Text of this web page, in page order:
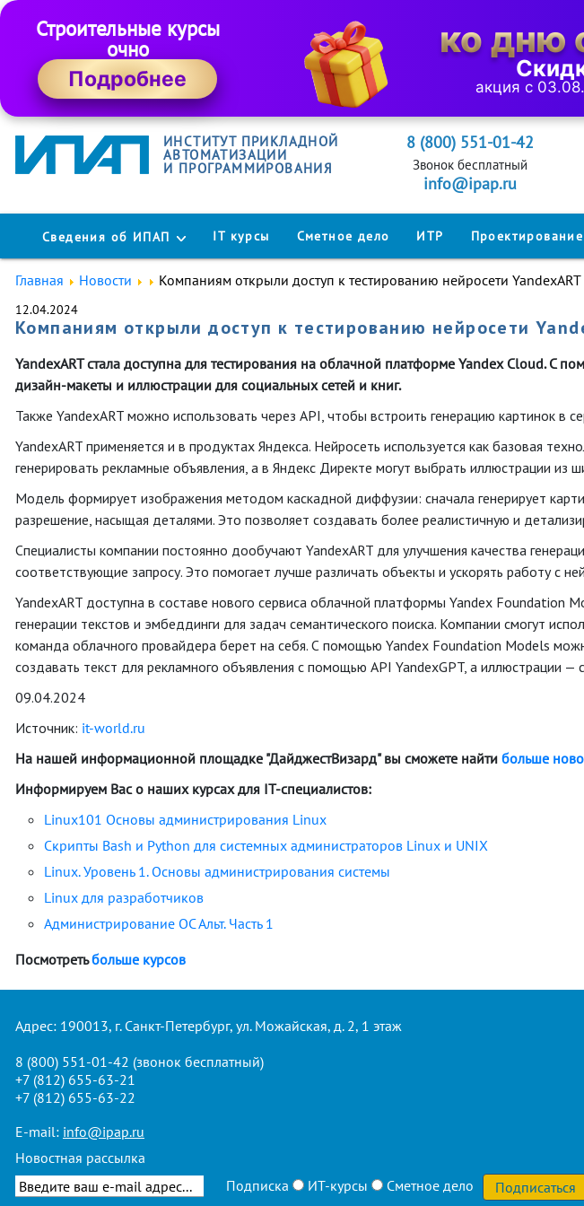
Строительные курсы
очно
Подробнее
ко дню
акция с
ИНСТИТУТ ПРИКЛАДНОЙ
АВТОМАТИЗАЦИИ
И ПРОГРАММИРОВАНИЯ
8 (800) 551-01-42
Звонок бесплатный
info@ipap.ru
Сведения об ИПАП IT курсы Сметное дело ИТР Проектирование
Главная Новости Компаниям открыли доступ к тестированию нейросети YandexART
12.04.2024
Компаниям открыли доступ к тестированию нейросети
YandexART стала доступна для тестирования на облачной платформе Yandex Cloud. С
дизайн-макеты и иллюстрации для социальных сетей и книг.
Также YandexART можно использовать через API, чтобы встроить генерацию картинок в
YandexART применяется и в продуктах Яндекса. Нейросеть используется как базовая
генерировать рекламные объявления, а в Яндекс Директе могут выбрать иллюстрации из
Модель формирует изображения методом каскадной диффузии: сначала генерирует
разрешение, насыщая деталями. Это позволяет создавать более реалистичную и
Специалисты компании постоянно дообучают YandexART для улучшения качества
соответствующие запросу. Это помогает лучше различать объекты и ускорять работу с
YandexART доступна в составе нового сервиса облачной платформы Yandex Foundation
генерации текстов и эмбеддинги для задач семантического поиска. Компании смогут
команда облачного провайдера берет на себя. С помощью Yandex Foundation Models
создавать текст для рекламного объявления с помощью API YandexGPT, а иллюстрации —
09.04.2024
Источник: it-world.ru
На нашей информационной площадке "ДайджестВизард" вы сможете найти больше
Информируем Вас о наших курсах для IT-специалистов:
Linux101 Основы администрирования Linux
Скрипты Bash и Python для системных администраторов Linux и UNIX
Linux. Уровень 1. Основы администрирования системы
Linux для разработчиков
Администрирование ОС Альт. Часть 1
Посмотретьбольше курсов
Адрес: 190013, г. Санкт-Петербург, ул. Можайская, д. 2, 1 этаж
8 (800) 551-01-42 (звонок бесплатный)
+7 (812) 655-63-21
+7 (812) 655-63-22
E-mail: info@ipap.ru
Новостная рассылка
Подписка
ИТ-курсы Сметное дело